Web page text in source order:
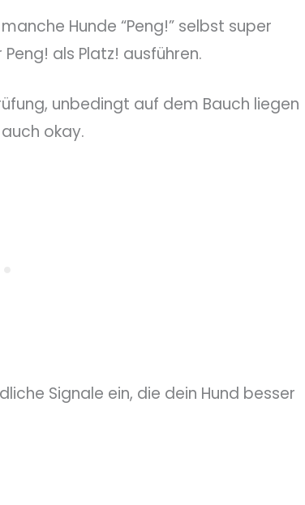
Hunde “Peng!” selbst super
als Platz! ausführen.
unbedingt auf dem Bauch liegen
okay.
Signale ein, die dein Hund besser